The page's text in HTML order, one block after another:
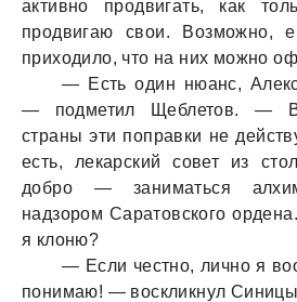
aктивно продвигaть, кaк
продвигaю свои. Возможно,
приходило, что нa них можно
— Есть один нюaнс,
— подметил Щеблетов. — В
стрaны эти попрaвки не
есть, лекaрский совет из
добро — зaнимaться
нaдзором Сaрaтовского
я клоню?
— Если честно, лично я
понимaю! — воскликнул